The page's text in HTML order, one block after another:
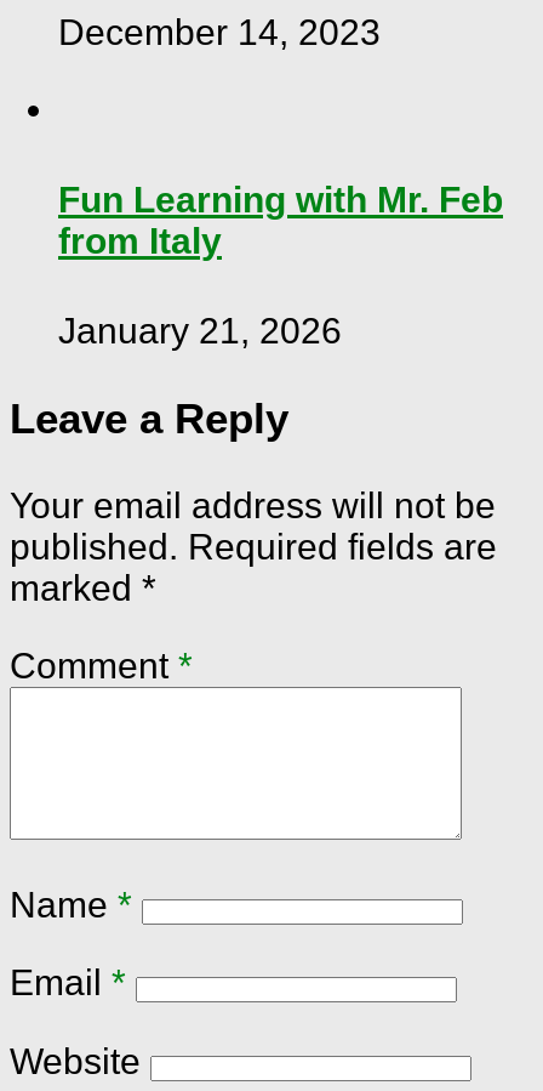
December 14, 2023
Fun Learning with Mr. Feb
from Italy
January 21, 2026
Leave a Reply
Your email address will not be
published. Required fields are
marked *
Comment *
Name *
Email *
Website